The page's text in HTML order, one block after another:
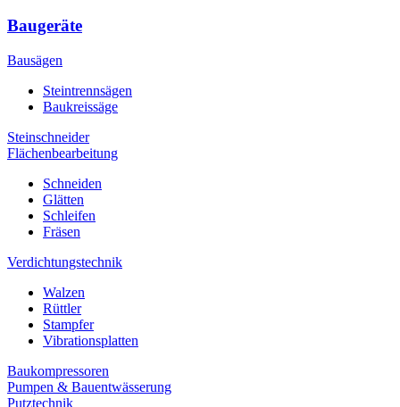
Baugeräte
Bausägen
Steintrennsägen
Baukreissäge
Steinschneider
Flächenbearbeitung
Schneiden
Glätten
Schleifen
Fräsen
Verdichtungstechnik
Walzen
Rüttler
Stampfer
Vibrationsplatten
Baukompressoren
Pumpen & Bauentwässerung
Putztechnik